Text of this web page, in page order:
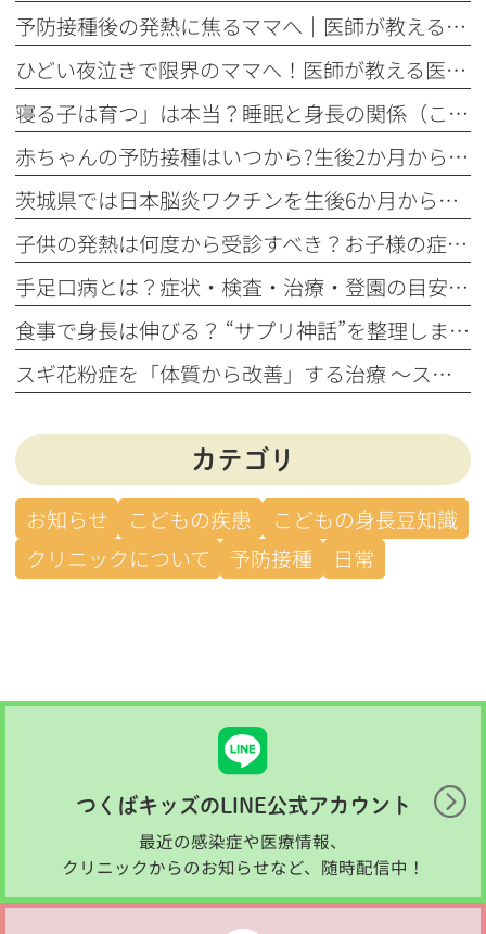
予防接種後の発熱に焦るママへ｜医師が教える受診目安と自宅ケア
ひどい夜泣きで限界のママへ！医師が教える医学的原因と受診の目安
寝る子は育つ」は本当？睡眠と身長の関係（こどもの身長豆知識 vol.6）
赤ちゃんの予防接種はいつから?生後2か月から始めるワクチンスケジュール
茨城県では日本脳炎ワクチンを生後6か月から ～当院が早めの接種をおすすめする理由～
子供の発熱は何度から受診すべき？お子様の症状から判断する目安
手足口病とは？症状・検査・治療・登園の目安をわかりやすく解説
食事で身長は伸びる？ “サプリ神話”を整理します（こどもの身長豆知識 vol.5）
スギ花粉症を「体質から改善」する治療 ～スギ舌下免疫療法について～
カテゴリ
お知らせ こどもの疾患
こどもの身長豆知識
クリニックについて
予防接種 日常
つくばキッズのLINE公式アカウント
最近の感染症や医療情報、
クリニックからのお知らせなど、随時配信中！